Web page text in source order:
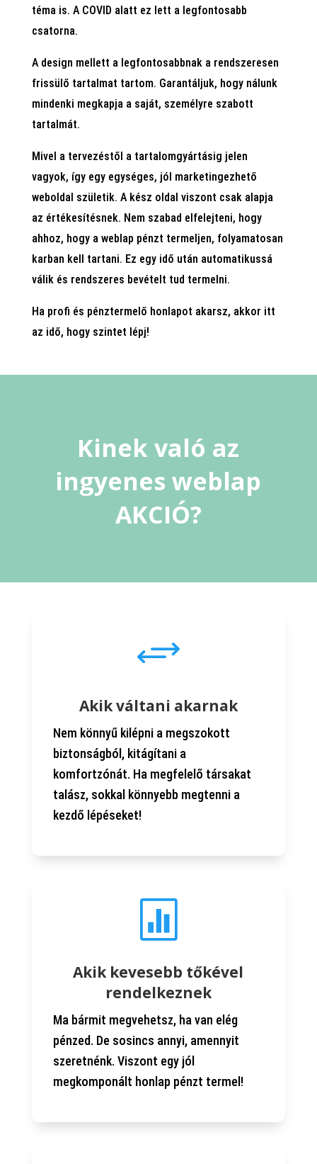
téma is. A COVID alatt ez lett a legfontosabb
csatorna.
A design mellett a legfontosabbnak a rendszeresen
frissülő tartalmat tartom. Garantáljuk, hogy nálunk
mindenki megkapja a saját, személyre szabott
tartalmát.
Mivel a tervezéstől a tartalomgyártásig jelen
vagyok, így egy egységes, jól marketingezhető
weboldal születik. A kész oldal viszont csak alapja
az értékesítésnek. Nem szabad elfelejteni, hogy
ahhoz, hogy a weblap pénzt termeljen, folyamatosan
karban kell tartani. Ez egy idő után automatikussá
válik és rendszeres bevételt tud termelni.
Ha profi és pénztermelő honlapot akarsz, akkor itt
az idő, hogy szintet lépj!
Kinek való az
ingyenes weblap
AKCIÓ?
+
Akik váltani akarnak
Nem könnyű kilépni a megszokott
biztonságból, kitágítani a
komfortzónát. Ha megfelelő társakat
talász, sokkal könnyebb megtenni a
kezdő lépéseket!

Akik kevesebb tőkével
rendelkeznek
Ma bármit megvehetsz, ha van elég
pénzed. De sosincs annyi, amennyit
szeretnénk. Viszont egy jól
megkomponált honlap pénzt termel!